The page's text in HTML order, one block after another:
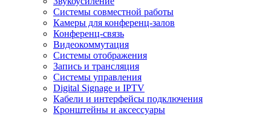
Системы совместной работы
Камеры для конференц-залов
Конференц-связь
Видеокоммутация
Системы отображения
Запись и трансляция
Системы управления
Digital Signage и IPTV
Кабели и интерфейсы подключения
Кронштейны и аксессуары